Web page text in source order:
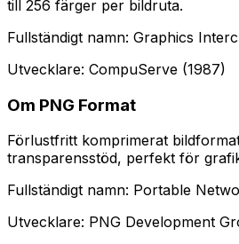
till 256 färger per bildruta.
Fullständigt namn: Graphics
Utvecklare: CompuServe (1987)
Om PNG Format
Förlustfritt komprimerat
transparensstöd, perfekt för
Fullständigt namn: Portable
Utvecklare: PNG Development